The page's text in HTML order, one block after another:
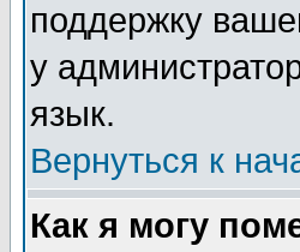
поддержку
у
язык.
Вернуться к
Как я могу